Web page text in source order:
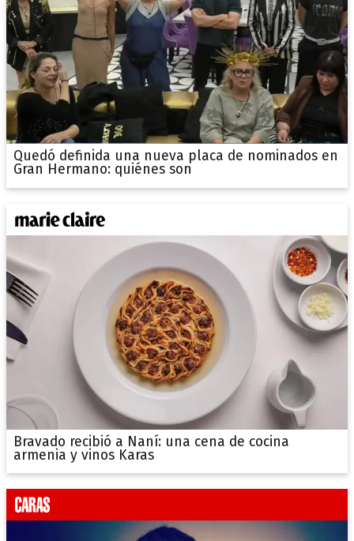
Quedó definida una nueva placa de nominados en
Gran Hermano: quiénes son
Bravado recibió a Naní: una cena de cocina
armenia y vinos Karas